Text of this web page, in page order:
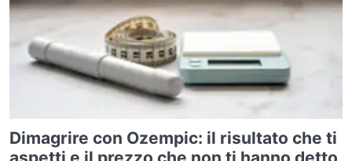
Dimagrire con Ozempic: il risultato che ti